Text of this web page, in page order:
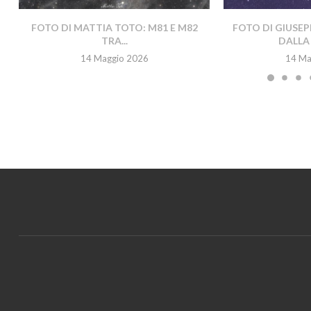
FOTO DI MATTIA TOTO: M81 E M82
TRA...
14 Maggio 2026
FOTO DI
14